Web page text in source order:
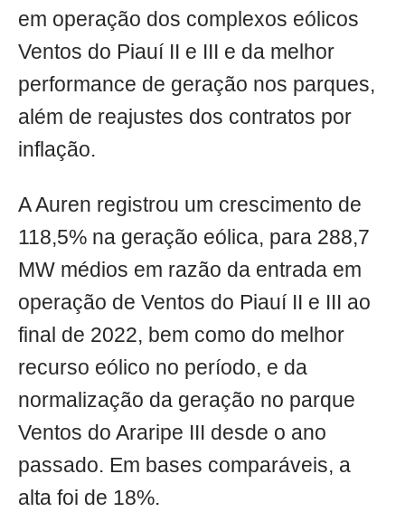
em operação dos complexos eólicos
Ventos do Piauí II e III e da melhor
performance de geração nos parques,
além de reajustes dos contratos por
inflação.
A Auren registrou um crescimento de
118,5% na geração eólica, para 288,7
MW médios em razão da entrada em
operação de Ventos do Piauí II e III ao
final de 2022, bem como do melhor
recurso eólico no período, e da
normalização da geração no parque
Ventos do Araripe III desde o ano
passado. Em bases comparáveis, a
alta foi de 18%.